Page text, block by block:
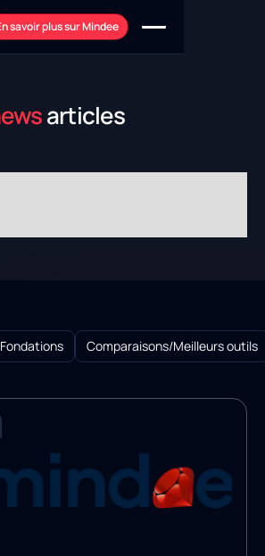
savoir plus sur Mindee
articles
Comparaisons/Meilleurs outils